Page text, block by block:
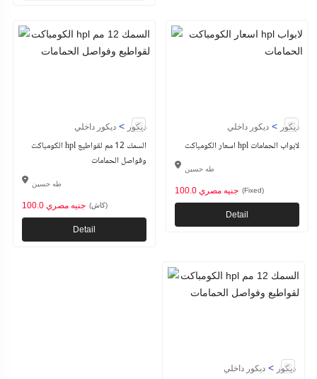
ديكور > ديكور داخلي
الكومباكت hpl السمك 12 مم لقواطيع
وفواصل الحمامات
طه حسين
100.0 جنيه مصري (كاش)
Detail
ديكور > ديكور داخلي
اسعار الكومباكت hpl لابواب الحمامات
طه حسين
100.0 جنيه مصري (Fixed)
Detail
ديكور > ديكور داخلي